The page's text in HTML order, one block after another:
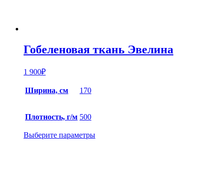
Гобеленовая ткань Эвелина
1 900₽
Ширина, см 170
Плотность, г/м 500
Выберите параметры